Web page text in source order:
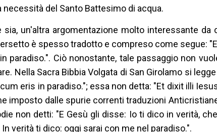
del Santo Battesimo di acqua.
sia, un'altra argomentazione molto interessante
è spesso tradotto e compreso come segue:
paradiso.". Ciò nonostante, tale passaggio non
Nella Sacra Bibbia Volgata di San Girolamo si
eris in paradiso."; essa non detta: "Et dixit illi
imposto dalle spurie correnti traduzioni
non detti: "E Gesù gli disse: Io ti dico in verità,
verità ti dico: oggi sarai con me nel paradiso.".